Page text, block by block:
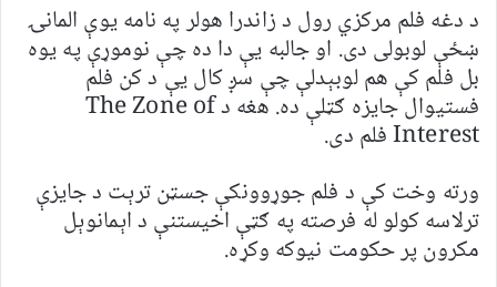
د دغه فلم مرکزي رول د زاندرا هولر په نامه یوې المانۍ
ښځې لوبولی دی. او جالبه یې دا ده چې نوموړې په یوه
بل فلم کې هم لوبېدلې چې سږ کال یې د کن فلم
فستیوال جایزه ګټلې ده. هغه د The Zone of
Interest فلم دی.
ورته وخت کې د فلم جوړوونکې جسټن ترېت د جایزې
ترلاسه کولو له فرصته په ګټې اخیستنې د اېمانوېل
مکرون پر حکومت نیوکه وکړه.